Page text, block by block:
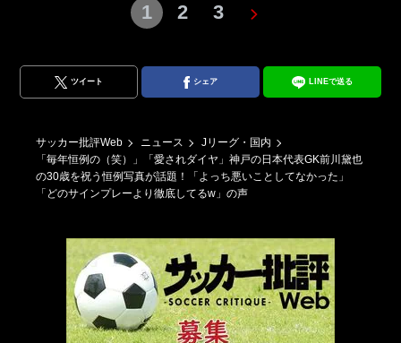
1 2 3
ツイート シェア LINEで送る
サッカー批評Web ニュース
Jリーグ・国内
「毎年恒例の（笑）」「愛されダイヤ」神戸の日本代表GK前川黛也
の30歳を祝う恒例写真が話題！「よっち悪いことしてなかった」
「どのサインプレーより徹底してるw」の声